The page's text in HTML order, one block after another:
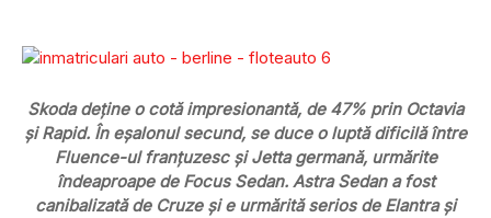
Skoda deține o cotă impresionantă, de 47% prin Octavia
și Rapid. În eșalonul secund, se duce o luptă dificilă între
Fluence-ul franțuzesc și Jetta germană, urmărite
îndeaproape de Focus Sedan. Astra Sedan a fost
canibalizată de Cruze și e urmărită serios de Elantra și